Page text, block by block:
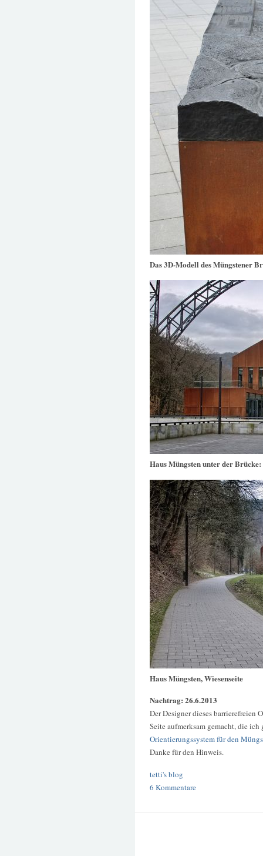
Das 3D-Modell des Müngstener
Haus Müngsten unter der Brücke:
Haus Müngsten, Wiesenseite
Nachtrag: 26.6.2013
Der Designer dieses barrierefreien
Seite aufmerksam gemacht, die
Orientierungssystem für den
Danke für den Hinweis.
tetti's blog
6 Kommentare